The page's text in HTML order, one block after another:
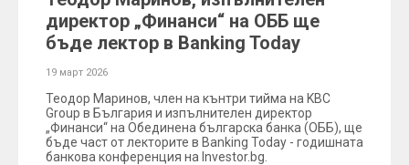
директор „Финанси“ на ОББ ще
бъде лектор в Banking Today
19 март 2026
Теодор Маринов, член на кънтри тийма на KBC
Group в България и изпълнителен директор
„Финанси“ на Обединена българска банка (ОББ), ще
бъде част от лекторите в Banking Today - годишната
банкова конференция на Investor.bg.